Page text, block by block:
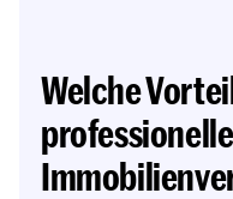
Welche
professionelle